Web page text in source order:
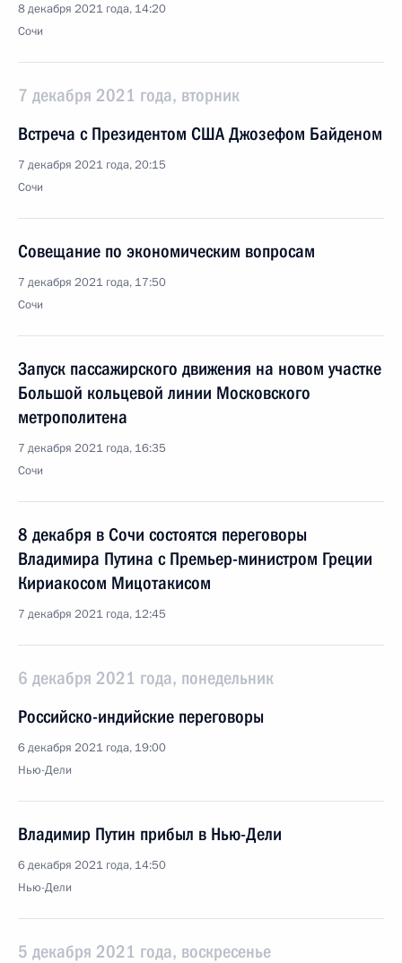
8 декабря 2021 года, 14:20
Сочи
7 декабря 2021 года, вторник
Встреча с Президентом США Джозефом Байденом
7 декабря 2021 года, 20:15
Сочи
Совещание по экономическим вопросам
7 декабря 2021 года, 17:50
Сочи
Запуск пассажирского движения на новом участке
Большой кольцевой линии Московского
метрополитена
7 декабря 2021 года, 16:35
Сочи
8 декабря в Сочи состоятся переговоры
Владимира Путина с Премьер-министром Греции
Кириакосом Мицотакисом
7 декабря 2021 года, 12:45
6 декабря 2021 года, понедельник
Российско-индийские переговоры
6 декабря 2021 года, 19:00
Нью-Дели
Владимир Путин прибыл в Нью-Дели
6 декабря 2021 года, 14:50
Нью-Дели
5 декабря 2021 года, воскресенье